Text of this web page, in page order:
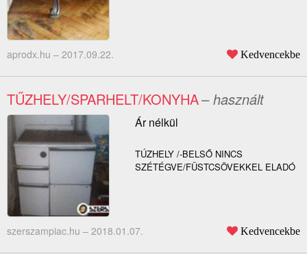
aprodx.hu – 2017.09.22. Kedvencekbe
TŰZHELY/SPARHELT/KONYHA– használt
Ár nélkül
TÚZHELY /-BELSŐ NINCS
SZÉTÉGVE/FÜSTCSÖVEKKEL ELADÓ
szerszampiac.hu – 2018.01.07. Kedvencekbe